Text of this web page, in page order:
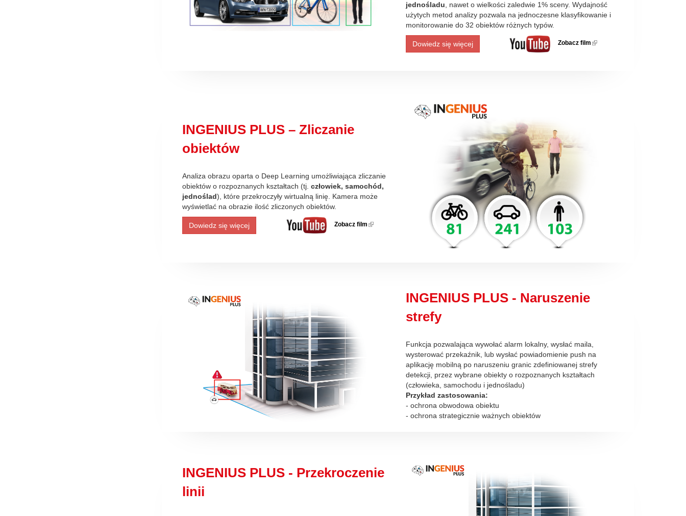
jednośladu, nawet o wielkości zaledwie 1% sceny. Wydajność
użytych metod analizy pozwala na jednoczesne klasyfikowanie i
monitorowanie do 32 obiektów różnych typów.
Dowiedz się więcej Zobacz film (link is
INGENIUS PLUS – Zliczanie
obiektów
Analiza obrazu oparta o Deep Learning umożliwiająca zliczanie
obiektów o rozpoznanych kształtach (tj. człowiek, samochód,
jednoślad), które przekroczyły wirtualną linię. Kamera może
wyświetlać na obrazie ilość zliczonych obiektów.
Dowiedz się więcej Zobacz film (link is
INGENIUS PLUS - Naruszenie
strefy
Funkcja pozwalająca wywołać alarm lokalny, wysłać maila,
wysterować przekaźnik, lub wysłać powiadomienie push na
aplikację mobilną po naruszeniu granic zdefiniowanej strefy
detekcji, przez wybrane obiekty o rozpoznanych kształtach
(człowieka, samochodu i jednośladu)
Przykład zastosowania:
- ochrona obwodowa obiektu
- ochrona strategicznie ważnych obiektów
INGENIUS PLUS - Przekroczenie
linii